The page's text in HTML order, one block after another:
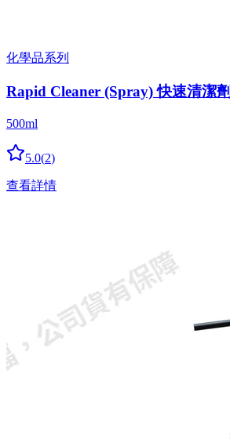
化學品系列
Rapid Cleaner (Spray) 快速清潔劑
500ml
5.0(2)
查看詳情